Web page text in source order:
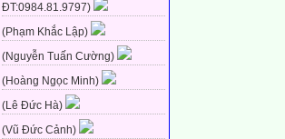
ĐT:0984.81.9797)
(Phạm Khắc Lập)
(Nguyễn Tuấn Cường)
(Hoàng Ngọc Minh)
(Lê Đức Hà)
(Vũ Đức Cảnh)